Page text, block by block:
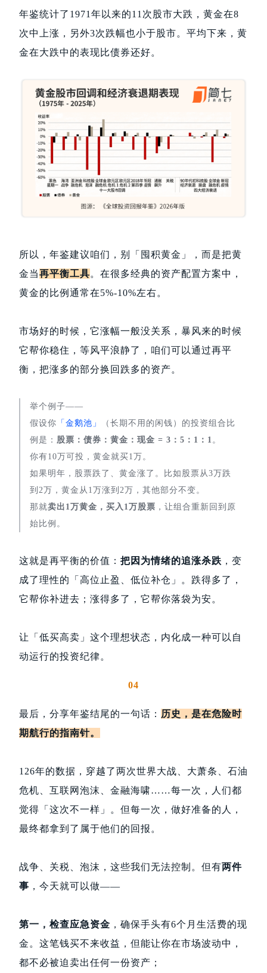
年鉴统计了1971年以来的11次股市大跌，黄金在8
次中上涨，另外3次跌幅也小于股市。平均下来，黄
金在大跌中的表现比债券还好。
所以，年鉴建议咱们，别「囤积黄金」，而是把黄
金当再平衡工具。在很多经典的资产配置方案中，
黄金的比例通常在5%-10%左右。
市场好的时候，它涨幅一般没关系，暴风来的时候
它帮你稳住，等风平浪静了，咱们可以通过再平
衡，把涨多的部分换回跌多的资产。
举个例子——
假设你 「金鹅池」
（长期不用的闲钱）的投资组合比
例是： 股票：债券：黄金：现金 = 3：5：1：1 。
你有10万可投，黄金就买1万。
如果明年，股票跌了、黄金涨了。比如股票从3万跌
到2万，黄金从1万涨到2万，其他部分不变。
那就卖出1万黄金，买入1万股票 ，让组合重新回到原
始比例。
这就是再平衡的价值： 把因为情绪的追涨杀跌 ，变
成了理性的「高位止盈、低位补仓」。跌得多了，
它帮你补进去；涨得多了，它帮你落袋为安。
让「低买高卖」这个理想状态，内化成一种可以自
动运行的投资纪律。
04
最后，分享年鉴结尾的一句话： 历史，是在危险时
期航行的指南针。
126年的数据，穿越了两次世界大战、大萧条、石油
危机、互联网泡沫、金融海啸……每一次，人们都
觉得「这次不一样」。但每一次，做好准备的人，
最终都拿到了属于他们的回报。
战争、关税、泡沫，这些我们无法控制。但有两件
事 ，今天就可以做——
第一，检查应急资金 ，确保手头有6个月生活费的现
金。这笔钱买不来收益，但能让你在市场波动中，
都不必被迫卖出任何一份资产；